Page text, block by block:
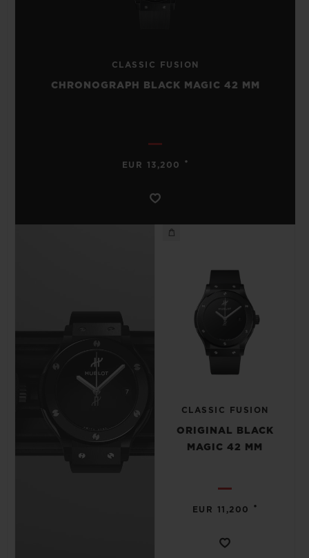
CLASSIC FUSION
CHRONOGRAPH BLACK MAGIC 42 MM
EUR 13,200 •
CLASSIC FUSION
ORIGINAL BLACK
MAGIC 42 MM
EUR 11,200 •